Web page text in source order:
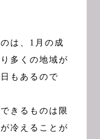
は、1月の成
多くの地域が
もあるので
きるものは限
冷えることが